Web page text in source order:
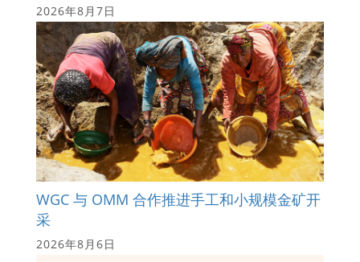
2026年8月7日
WGC 与 OMM 合作推进手工和小规模金矿开
采
2026年8月6日